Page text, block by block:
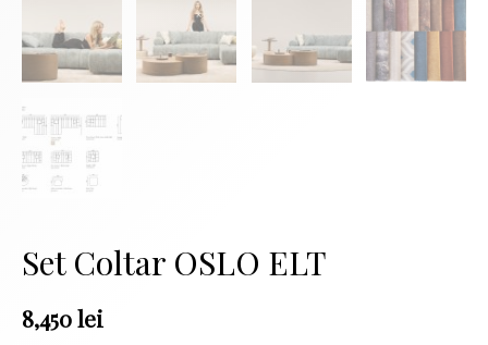
Set Coltar OSLO ELT
8,450lei